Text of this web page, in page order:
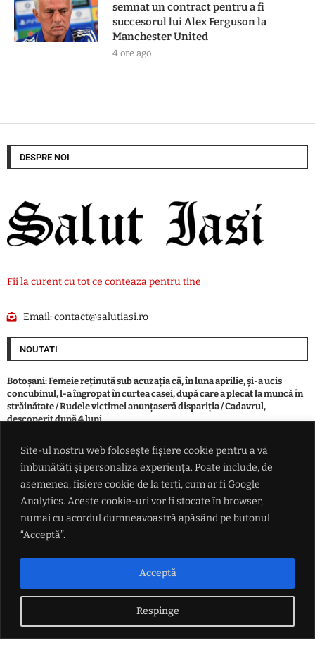
Site-ul nostru web folosește fișiere cookie pentru a vă
îmbunătăți și personaliza experiența. Poate include, de
asemenea, fișiere cookie de la terți, cum ar fi Google
Analytics. Aceste cookie-uri vor fi stocate în browser,
numai cu acordul dumneavoastră apăsând pe butonul
“Acceptă”.
Respinge
Acceptă
semnat un contract pentru a fi
succesorul lui Alex Ferguson la
Manchester United
4 ore ago
DESPRE NOI
Fii la curent cu tot ce conteaza pentru tine
Email:contact@salutiasi.ro
NOUTATI
Botoşani: Femeie reţinută sub acuzaţia că, în luna aprilie, şi-a ucis
concubinul, l-a îngropat în curtea casei, după care a plecat la muncă în
străinătate / Rudele victimei anunţaseră dispariţia / Cadavrul,
descoperit după 4 luni
Record: După Spania, se trece masiv și în Regatul Unit. 230 de migranți
au traversat Canalul Mânecii într-o singură barcă
Hramul satului Mircești 2026. Programul evenimentului din 15 și 16
august
Avertisment: Căldura extremă ar putea șterge aproape toată creșterea
economică a Europei în 2026. Pierderi de până la 180 de miliarde de